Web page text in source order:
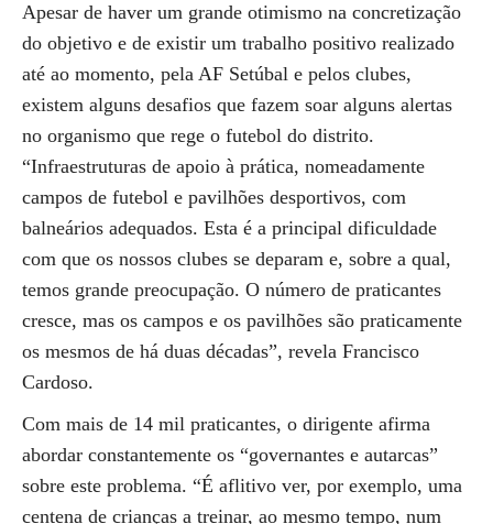
Apesar de haver um grande otimismo na concretização
do objetivo e de existir um trabalho positivo realizado
até ao momento, pela AF Setúbal e pelos clubes,
existem alguns desafios que fazem soar alguns alertas
no organismo que rege o futebol do distrito.
“Infraestruturas de apoio à prática, nomeadamente
campos de futebol e pavilhões desportivos, com
balneários adequados. Esta é a principal dificuldade
com que os nossos clubes se deparam e, sobre a qual,
temos grande preocupação. O número de praticantes
cresce, mas os campos e os pavilhões são praticamente
os mesmos de há duas décadas”, revela Francisco
Cardoso.
Com mais de 14 mil praticantes, o dirigente afirma
abordar constantemente os “governantes e autarcas”
sobre este problema. “É aflitivo ver, por exemplo, uma
centena de crianças a treinar, ao mesmo tempo, num